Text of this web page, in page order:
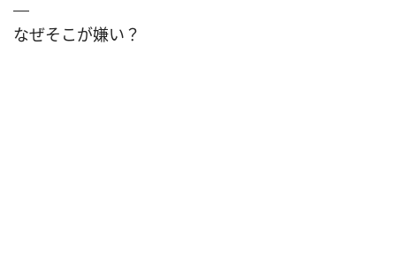
なぜそこが嫌い？